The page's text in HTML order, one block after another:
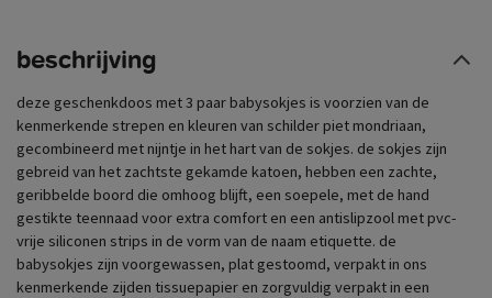
beschrijving
deze geschenkdoos met 3 paar babysokjes is voorzien van de
kenmerkende strepen en kleuren van schilder piet mondriaan,
gecombineerd met nijntje in het hart van de sokjes. de sokjes zijn
gebreid van het zachtste gekamde katoen, hebben een zachte,
geribbelde boord die omhoog blijft, een soepele, met de hand
gestikte teennaad voor extra comfort en een antislipzool met pvc-
vrije siliconen strips in de vorm van de naam etiquette. de
babysokjes zijn voorgewassen, plat gestoomd, verpakt in ons
kenmerkende zijden tissuepapier en zorgvuldig verpakt in een